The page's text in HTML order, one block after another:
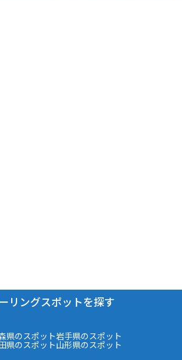
リングスポットを探す
県のスポット岩手県のスポット
県のスポット山形県のスポット